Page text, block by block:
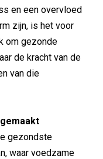
en een overvloed
zijn, is het voor
om gezonde
de kracht van de
van die
gezondste
waar voedzame